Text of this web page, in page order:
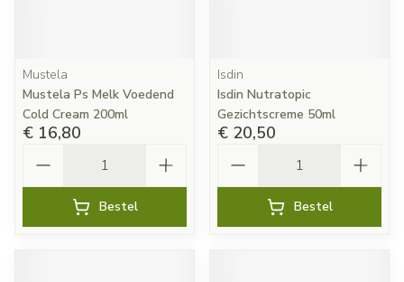
Mustela
Mustela Ps Melk Voedend
Cold Cream 200ml
€ 16,80
Bestel
Isdin
Isdin Nutratopic
Gezichtscreme 50ml
€ 20,50
Bestel